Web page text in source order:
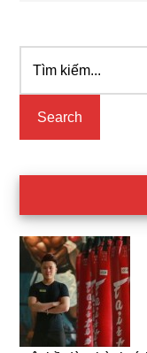
Primary
Sidebar
kiếm...